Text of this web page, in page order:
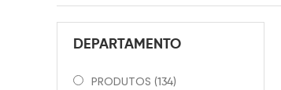
DEPARTAMENTO
PRODUTOS (134)